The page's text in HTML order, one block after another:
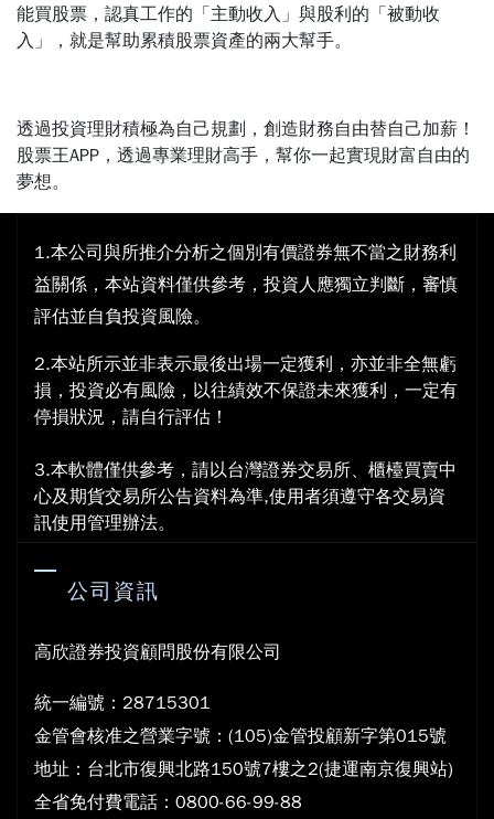
能買股票，認真工作的「主動收入」與股利的「被動收
入」，就是幫助累積股票資產的兩大幫手。
透過投資理財積極為自己規劃，創造財務自由替自己加薪！
股票王APP，透過專業理財高手，幫你一起實現財富自由的
夢想。
1.本公司與所推介分析之個別有價證券無不當之財務利
益關係，本站資料僅供參考，投資人應獨立判斷，審慎
評估並自負投資風險。
2.本站所示並非表示最後出場一定獲利，亦並非全無虧
損，投資必有風險，以往績效不保證未來獲利，一定有
停損狀況，請自行評估！
3.本軟體僅供參考，請以台灣證券交易所、櫃檯買賣中
心及期貨交易所公告資料為準,使用者須遵守各交易資
訊使用管理辦法。
公司資訊
高欣證券投資顧問股份有限公司
統一編號：28715301
金管會核准之營業字號：(105)金管投顧新字第015號
地址：台北市復興北路150號7樓之2(捷運南京復興站)
全省免付費電話：0800-66-99-88